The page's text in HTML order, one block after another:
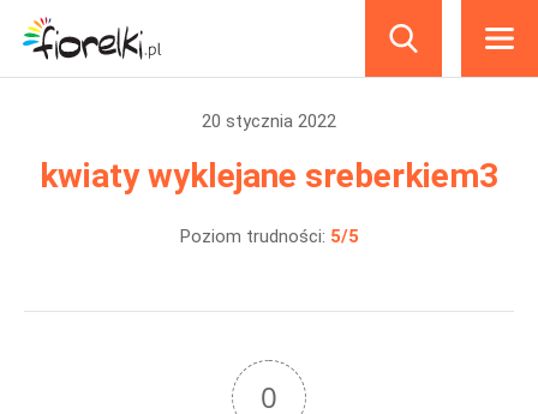
20 stycznia 2022
kwiaty wyklejane sreberkiem3
Poziom trudności: 5/5
0